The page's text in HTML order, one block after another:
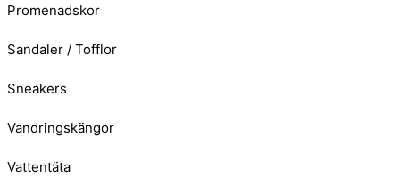
Promenadskor
Sandaler / Tofflor
Sneakers
Vandringskängor
Vattentäta